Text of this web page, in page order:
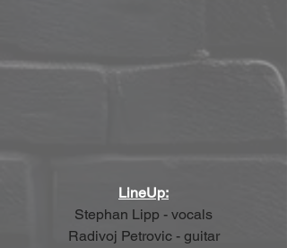
LineUp:
Stephan Lipp - vocals
Radivoj Petrovic - guitar